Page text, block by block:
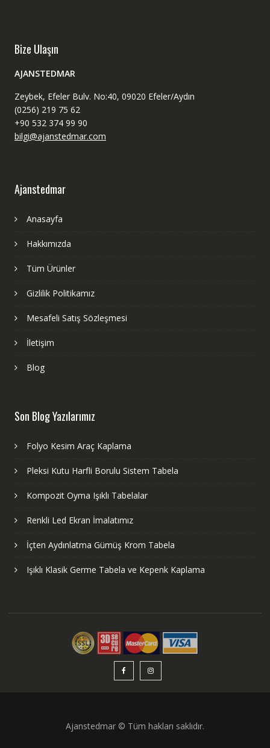
Bize Ulaşın
AJANSTEDMAR
Zeybek, Efeler Bulv. No:40, 09020 Efeler/Aydın
(0256) 219 75 62
+90 532 374 99 90
bilgi@ajanstedmar.com
Ajanstedmar
Anasayfa
Hakkımızda
Tüm Ürünler
Gizlilik Politikamız
Mesafeli Satış Sözleşmesi
İletişim
Blog
Son Blog Yazılarımız
Folyo Kesim Araç Kaplama
Pleksi Kutu Harfli Borulu Sistem Tabela
Kompozit Oyma Işıklı Tabelalar
Renkli Led Ekran İmalatımız
İçten Aydınlatma Gümüş Krom Tabela
Işıklı Klasik Germe Tabela ve Kepenk Kaplama
Ajanstedmar © Tüm hakları saklıdır.